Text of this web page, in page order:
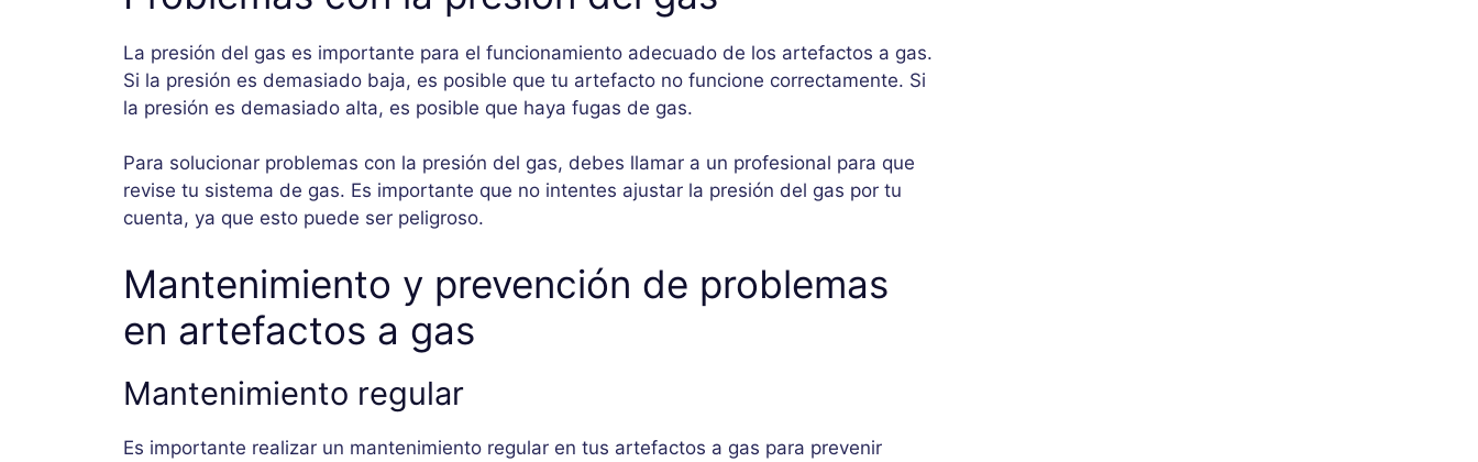
La presión del gas es importante para el funcionamiento adecuado de los artefactos a gas.
Si la presión es demasiado baja, es posible que tu artefacto no funcione correctamente. Si
la presión es demasiado alta, es posible que haya fugas de gas.
Para solucionar problemas con la presión del gas, debes llamar a un profesional para que
revise tu sistema de gas. Es importante que no intentes ajustar la presión del gas por tu
cuenta, ya que esto puede ser peligroso.
Mantenimiento y prevención de problemas
en artefactos a gas
Mantenimiento regular
Es importante realizar un mantenimiento regular en tus artefactos a gas para prevenir